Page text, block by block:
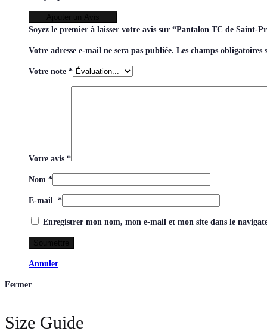
Soyez le premier à laisser votre avis sur “Pantalon TC de Saint-
Votre adresse e-mail ne sera pas publiée. Les champs obligatoires
Votre note *
Votre avis *
Nom *
E-mail *
Enregistrer mon nom, mon e-mail et mon site dans le
Annuler
Fermer
Size Guide